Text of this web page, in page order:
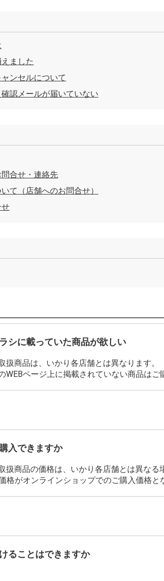
ました
ンセルについて
認メールが届いていない
合せ・連絡先
て（店舗へのお問合せ）
シに載っていた商品が欲しい
扱商品は、いかり各店舗とは異なります。
WEBページ上に掲載されていない商品はご
入できますか
扱商品の価格は、いかり各店舗とは異なる
格がオンラインショップでのご購入価格と
ることはできますか